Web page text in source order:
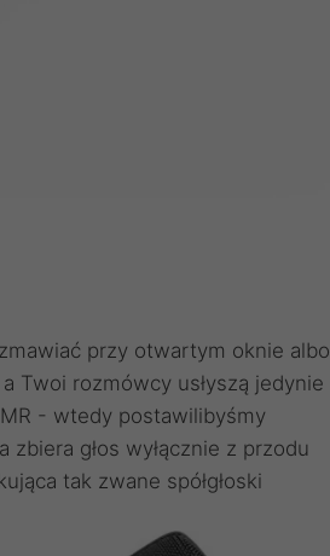
przy otwartym oknie albo
Twoi rozmówcy usłyszą jedynie
- wtedy postawilibyśmy
głos wyłącznie z przodu
tak zwane spółgłoski